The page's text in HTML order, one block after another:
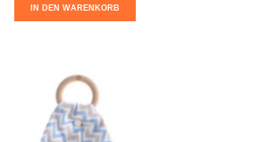
IN DEN WARENKORB